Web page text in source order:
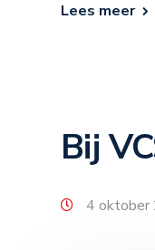
Lees meer
Bij
4 oktober